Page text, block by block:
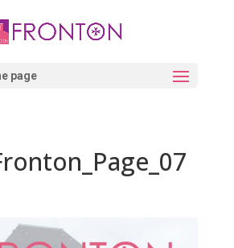
page